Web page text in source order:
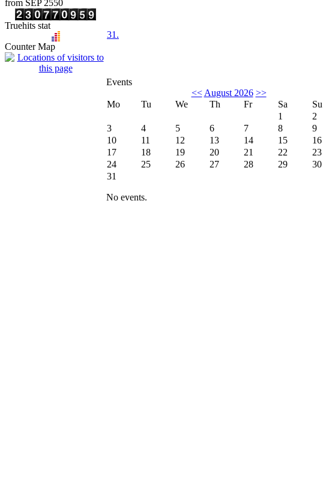
from SEP 2550
Truehits stat
Counter Map
31.
Events
<< August 2026 >>
Mo
Tu We Th Fr Sa
Su
1
2
3
4 5 6 7 8
9
10
11 12 13 14 15
16
17
18 19 20 21 22
23
24
25 26 27 28 29
30
31
No events.